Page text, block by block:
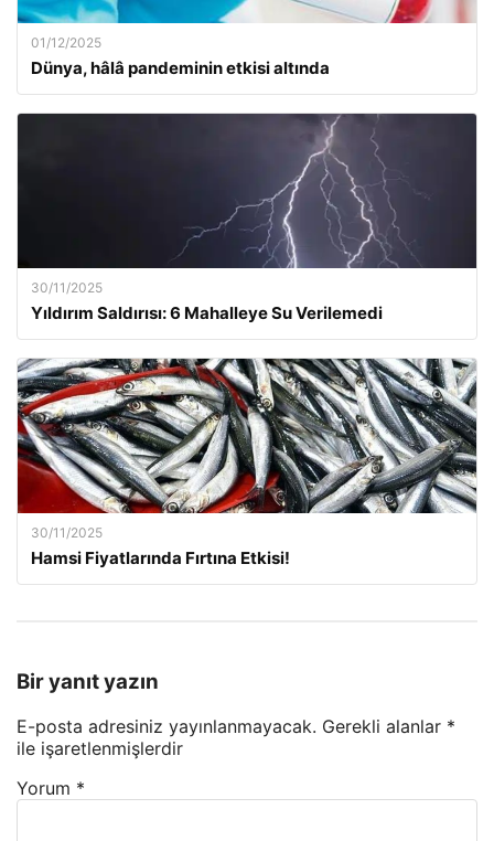
01/12/2025
Dünya, hâlâ pandeminin etkisi altında
30/11/2025
Yıldırım Saldırısı: 6 Mahalleye Su Verilemedi
30/11/2025
Hamsi Fiyatlarında Fırtına Etkisi!
Bir yanıt yazın
E-posta adresiniz yayınlanmayacak. Gerekli alanlar *
ile işaretlenmişlerdir
Yorum *